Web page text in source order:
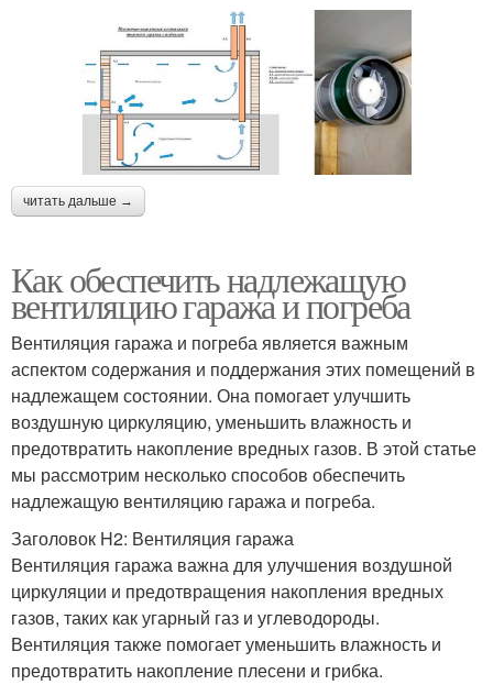
читать дальше →
Как обеспечить надлежащую
вентиляцию гаража и погреба
Вентиляция гаража и погреба является важным
аспектом содержания и поддержания этих помещений в
надлежащем состоянии. Она помогает улучшить
воздушную циркуляцию, уменьшить влажность и
предотвратить накопление вредных газов. В этой статье
мы рассмотрим несколько способов обеспечить
надлежащую вентиляцию гаража и погреба.
Заголовок H2: Вентиляция гаража
Вентиляция гаража важна для улучшения воздушной
циркуляции и предотвращения накопления вредных
газов, таких как угарный газ и углеводороды.
Вентиляция также помогает уменьшить влажность и
предотвратить накопление плесени и грибка.